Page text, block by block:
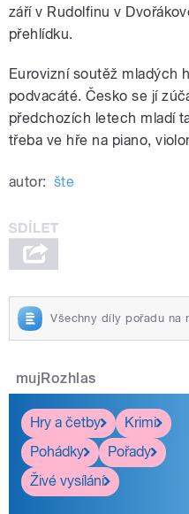
září v Rudolfinu v
přehlídku.
Eurovizní soutěž mladých
podvacáté. Česko se jí
předchozích letech mladí
třeba ve hře na piano,
autor: šte
Všechny díly pořadu na
mujRozhlas
Hry a četby
Krimi
Pohádky
Pořady
Živé vysílání